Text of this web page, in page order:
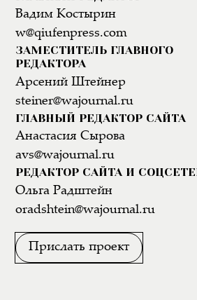
Вадим Костырин
w@qiufenpress.com
ЗАМЕСТИТЕЛЬ ГЛАВНОГО
РЕДАКТОРА
Арсений Штейнер
steiner@wajournal.ru
ГЛАВНЫЙ РЕДАКТОР САЙТА
Анастасия Сырова
avs@wajournal.ru
РЕДАКТОР САЙТА И
Ольга Радштейн
oradshtein@wajournal.ru
Прислать проект